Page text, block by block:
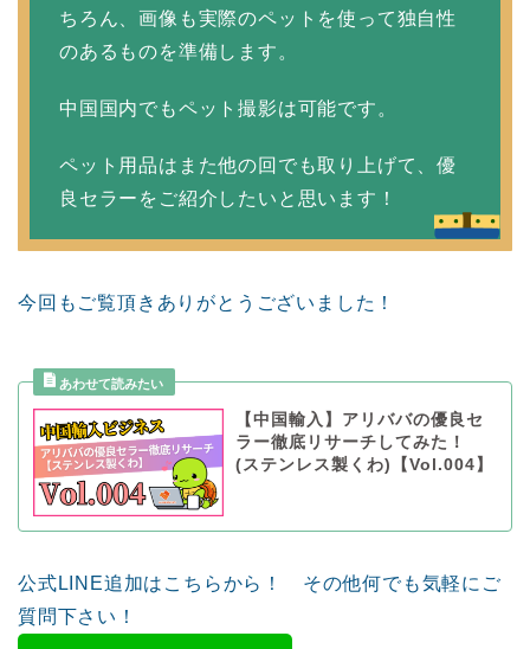
ちろん、画像も実際のペットを使って独自性
のあるものを準備します。
中国国内でもペット撮影は可能です。
ペット用品はまた他の回でも取り上げて、優
良セラーをご紹介したいと思います！
今回もご覧頂きありがとうございました！
【中国輸入】アリババの優良セ
ラー徹底リサーチしてみた！
(ステンレス製くわ)【Vol.004】
公式LINE追加はこちらから！ その他何でも気軽にご
質問下さい！